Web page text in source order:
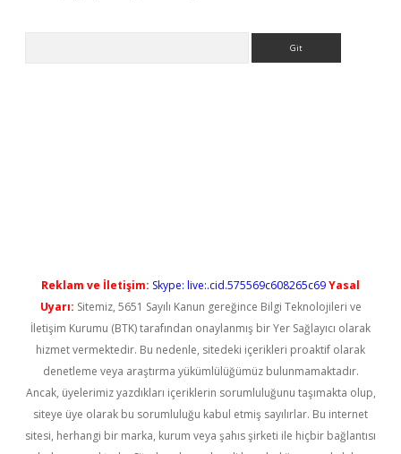
Reklam ve İletişim: Skype: live:.cid.575569c608265c69Yasal
Uyarı: Sitemiz, 5651 Sayılı Kanun gereğince Bilgi Teknolojileri ve
İletişim Kurumu (BTK) tarafından onaylanmış bir Yer Sağlayıcı olarak
hizmet vermektedir. Bu nedenle, sitedeki içerikleri proaktif olarak
denetleme veya araştırma yükümlülüğümüz bulunmamaktadır.
Ancak, üyelerimiz yazdıkları içeriklerin sorumluluğunu taşımakta olup,
siteye üye olarak bu sorumluluğu kabul etmiş sayılırlar. Bu internet
sitesi, herhangi bir marka, kurum veya şahıs şirketi ile hiçbir bağlantısı